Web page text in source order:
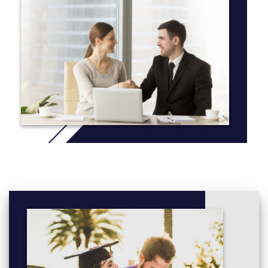
ACCT 1 Introductory Accounting 1
ADMN 1000 Introduction to Canadian Business
CARE 60 Career Development 1
COMM 34 Introduction to College Communications
COMP 222 Computer Application Fundamentals
MATH 35 Introductory Business Mathematics
GENE 114 Professional Effectiveness
Semester 2
MATH 53 Mathematics of Finance
Business Elective - choose ONE of the following:
HUMA 53 Principles of Human Resources Management
MARK 201 Introductory Marketing 1
CARE 60 Career Development 1